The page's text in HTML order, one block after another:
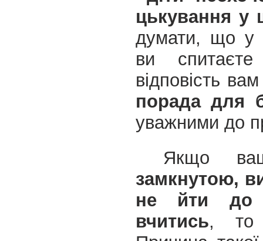
цькування у
думати, що у
ви
відповість
порада для
уважними до
Якщо
замкнутою,
не йти до
вчитись, то